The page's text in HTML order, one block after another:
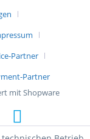
Partner
Partner
mit Shopware